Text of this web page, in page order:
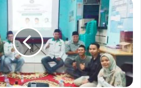
t
e
e
b
o
o
k
g
a
m